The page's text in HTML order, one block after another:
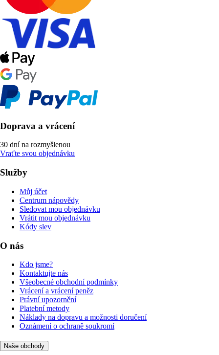
Doprava a vrácení
30 dní na rozmyšlenou
Vraťte svou objednávku
Služby
Můj účet
Centrum nápovědy
Sledovat mou objednávku
Vrátit mou objednávku
Kódy slev
O nás
Kdo jsme?
Kontaktujte nás
Všeobecné obchodní podmínky
Vrácení a vrácení peněz
Právní upozornění
Platební metody
Náklady na dopravu a možnosti doručení
Oznámení o ochraně soukromí
Naše obchody